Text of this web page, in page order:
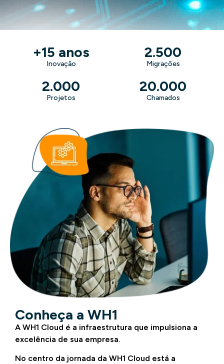
Inovação
+15 anos
Migrações
2.500
Projetos
2.000
Chamados
20.000
Conheça a WH1
A WH1 Cloud é a infraestrutura que impulsiona a
excelência de sua empresa.
No centro da jornada da WH1 Cloud está a